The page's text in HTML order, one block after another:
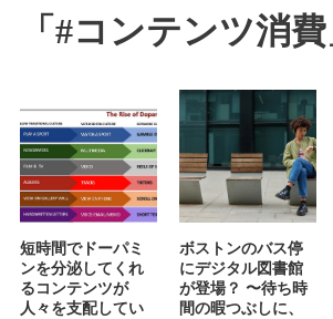
「#コンテンツ消
短時間でドーパミ
ンを分泌してくれ
るコンテンツが
人々を支配してい
ボストンのバス停
にデジタル図書館
が登場？ 〜待ち時
間の暇つぶしに、